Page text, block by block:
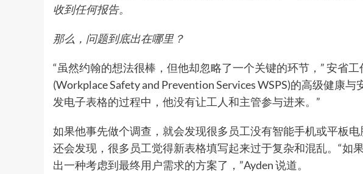
收到任何报告。
那么，问题到底出在哪里？
“虽然约翰的想法很棒，但他却忽略了一个关键的环节，” 安省
(Workplace Safety and Prevention Services WSPS)的高级健康
发电子表格的过程中，他没有让工人和主管参与进来。”
如果他事先做个调查，就会发现很多员工没有智能手机或平板
还会发现，很多员工觉得新表格填写起来过于复杂和混乱。“如
出一种考虑到最终用户需求的方案了，”Ayden 说道。